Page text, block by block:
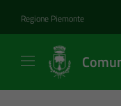
Regione Piemonte